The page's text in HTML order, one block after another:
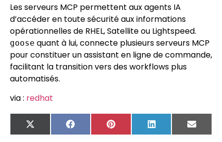
Les serveurs MCP permettent aux agents IA
d’accéder en toute sécurité aux informations
opérationnelles de RHEL, Satellite ou Lightspeed.
goose quant à lui, connecte plusieurs serveurs MCP
pour constituer un assistant en ligne de commande,
facilitant la transition vers des workflows plus
automatisés.
via : redhat
X
(Twitter)
FacebookPinterest LinkedIn Email